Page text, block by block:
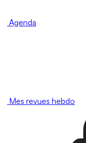
Agenda
Mes revues hebdo